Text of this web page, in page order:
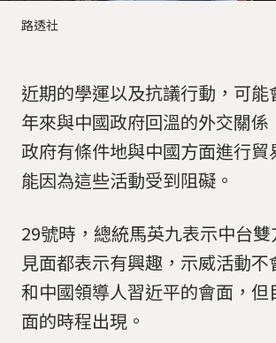
路透社
近期的學運以及抗議行動，可能
年來與中國政府回溫的外交關
政府有條件地與中國方面進行貿
能因為這些活動受到阻礙。
29號時，總統馬英九表示中台雙
見面都表示有興趣，示威活動不
和中國領導人習近平的會面，但
面的時程出現。